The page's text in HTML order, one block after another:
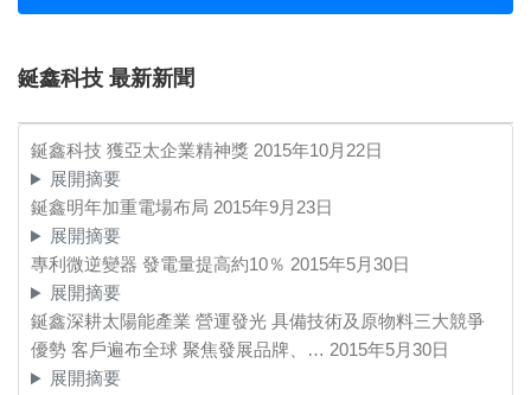
鋋鑫科技 最新新聞
鋋鑫科技 獲亞太企業精神獎 2015年10月22日
展開摘要
鋋鑫明年加重電場布局 2015年9月23日
展開摘要
專利微逆變器 發電量提高約10％ 2015年5月30日
展開摘要
鋋鑫深耕太陽能產業 營運發光 具備技術及原物料三大競爭
優勢 客戶遍布全球 聚焦發展品牌、… 2015年5月30日
展開摘要